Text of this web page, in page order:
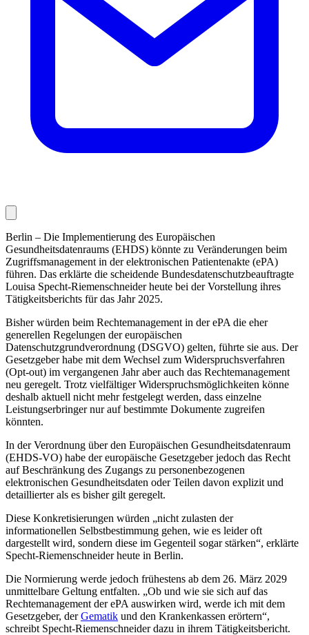
Berlin – Die Implementierung des Europäischen
Gesundheitsdatenraums (EHDS) könnte zu Veränderungen beim
Zugriffsmanagement in der elektronischen Patientenakte (ePA)
führen. Das erklärte die scheidende Bundesdatenschutzbeauftragte
Louisa Specht-Riemenschneider heute bei der Vorstellung ihres
Tätigkeitsberichts für das Jahr 2025.
Bisher würden beim Rechtemanagement in der ePA die eher
generellen Regelungen der europäischen
Datenschutzgrundverordnung (DSGVO) gelten, führte sie aus. Der
Gesetzgeber habe mit dem Wechsel zum Widerspruchsverfahren
(Opt-out) im vergangenen Jahr aber auch das Rechtemanagement
neu geregelt. Trotz vielfältiger Widerspruchsmöglichkeiten könne
deshalb aktuell nicht mehr festgelegt werden, dass einzelne
Leistungserbringer nur auf bestimmte Dokumente zugreifen
könnten.
In der Verordnung über den Europäischen Gesundheitsdatenraum
(EHDS-VO) habe der europäische Gesetzgeber jedoch das Recht
auf Beschränkung des Zugangs zu personenbezogenen
elektronischen Gesund­heitsdaten oder Teilen davon explizit und
detaillierter als es bisher gilt geregelt.
Diese Konkretisierungen würden „nicht zulasten der
informationellen Selbstbestimmung gehen, wie es leider oft
dargestellt wird, sondern diese im Gegenteil sogar stärken“, erklärte
Specht-Riemenschneider heute in Berlin.
Die Normierung werde jedoch frühestens ab dem 26. März 2029
unmittelbare Geltung entfalten. „Ob und wie sie sich auf das
Rechte­management der ePA auswirken wird, werde ich mit dem
Gesetzgeber, derGematik und den Krankenkassen erörtern“,
schreibt Specht-Riemenschneider dazu in ihrem Tätigkeitsbericht.